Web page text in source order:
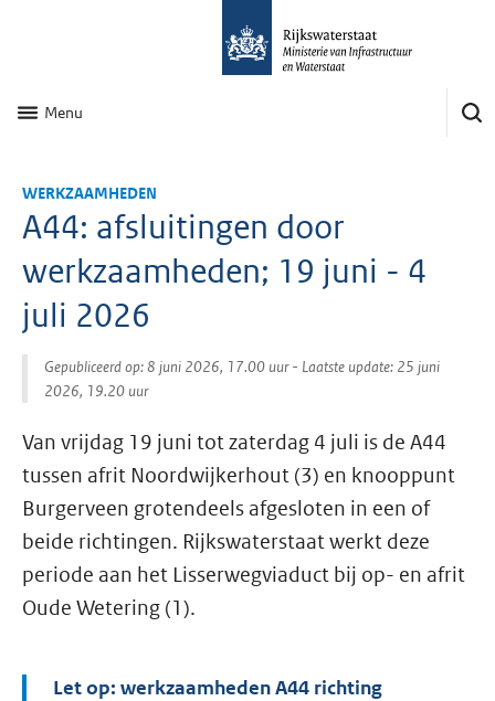
Menu
WERKZAAMHEDEN
A44: afsluitingen door
werkzaamheden; 19 juni - 4
juli 2026
Gepubliceerd op: 8 juni 2026, 17.00 uur- Laatste update: 25 juni
2026, 19.20 uur
Van vrijdag 19 juni tot zaterdag 4 juli is de A44
tussen afrit Noordwijkerhout (3) en knooppunt
Burgerveen grotendeels afgesloten in een of
beide richtingen. Rijkswaterstaat werkt deze
periode aan het Lisserwegviaduct bij op- en afrit
Oude Wetering (1).
Let op: werkzaamheden A44 richting